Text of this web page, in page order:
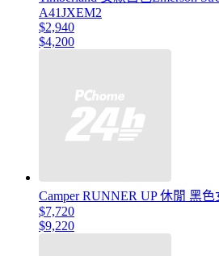
A41JXEM2
$2,940
$4,200
Camper RUNNER UP 休閒 黑色
$7,720
$9,220